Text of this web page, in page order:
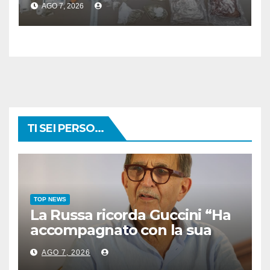
AGO 7, 2026
TI SEI PERSO...
TOP NEWS
La Russa ricorda Guccini “Ha
accompagnato con la sua
musica intere generazioni”
AGO 7, 2026